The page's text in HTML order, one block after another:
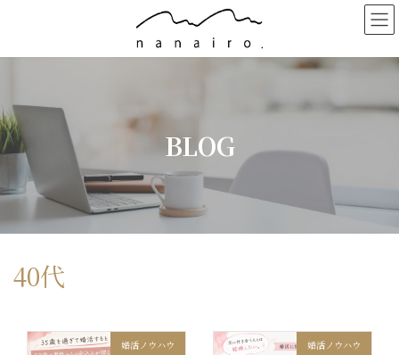
ン
ス
キ
ッ
ー
ン
に
移
BLOG
40代
婚活ノウハウ 婚活ノウハウ